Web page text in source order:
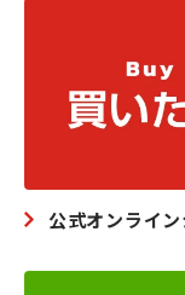
公式オンライ